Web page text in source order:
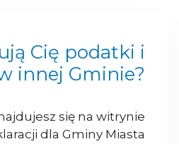
Cię podatki i
innej Gminie?
się na witrynie
dla Gminy Miasta